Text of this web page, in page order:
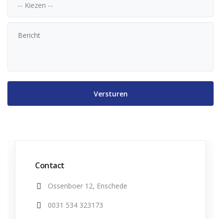
Contact
Ossenboer 12, Enschede
0031 534 323173